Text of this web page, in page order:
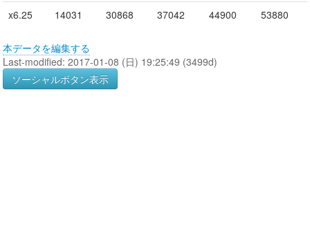
x6.25
14031 30868 37042 44900 53880
本データを編集する
Last-modified: 2017-01-08 (日) 19:25:49 (3499d)
ソーシャルボタン表示